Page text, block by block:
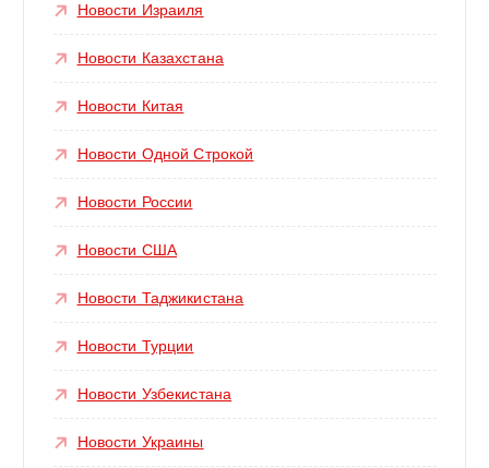
Новости Израиля
Новости Казахстана
Новости Китая
Новости Одной Строкой
Новости России
Новости США
Новости Таджикистана
Новости Турции
Новости Узбекистана
Новости Украины